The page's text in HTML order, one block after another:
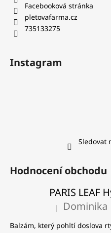
Facebooková stránka
pletovafarma.cz
735133275
Instagram
Sledovat
Hodnocení obchodu
Hodnocení
| Dominika
Balzám, který pohltí doslova